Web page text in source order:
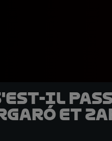
il
et